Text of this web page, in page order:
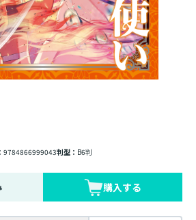
9784866999043判型： B6判
購入する